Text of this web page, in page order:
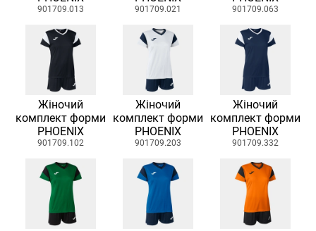
901709.013 901709.021 901709.063
Жіночий
комплект форми
PHOENIX
901709.102
Жіночий
комплект форми
PHOENIX
901709.203
Жіночий
комплект форми
PHOENIX
901709.332